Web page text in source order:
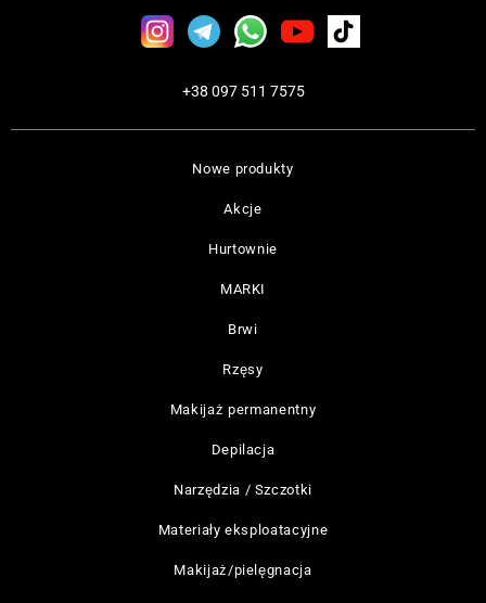
Nowe produkty
Akcje
Hurtownie
MARKI
Brwi
Rzęsy
Makijaż permanentny
Depilacja
Narzędzia / Szczotki
Materiały eksploatacyjne
Makijaż/pielęgnacja
+38 097 511 7575